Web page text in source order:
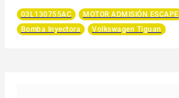
03L130755AC
MOTOR ADMISIÓN ESCAPE
Bomba Inyectora
Volkswagen Tiguan